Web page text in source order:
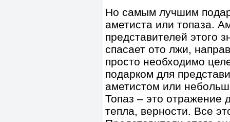
Но самым лучшим
аметиста или топаза.
представителей этого
спасает ото лжи,
просто необходимо
подарком для
аметистом или
Топаз – это
тепла, верности. Все